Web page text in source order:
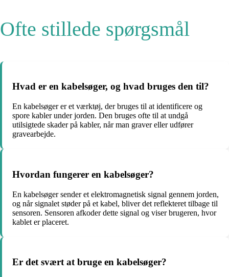
Ofte stillede spørgsmål
Hvad er en kabelsøger, og hvad bruges den til?
En kabelsøger er et værktøj, der bruges til at identificere og
spore kabler under jorden. Den bruges ofte til at undgå
utilsigtede skader på kabler, når man graver eller udfører
gravearbejde.
Hvordan fungerer en kabelsøger?
En kabelsøger sender et elektromagnetisk signal gennem jorden,
og når signalet støder på et kabel, bliver det reflekteret tilbage til
sensoren. Sensoren afkoder dette signal og viser brugeren, hvor
kablet er placeret.
Er det svært at bruge en kabelsøger?